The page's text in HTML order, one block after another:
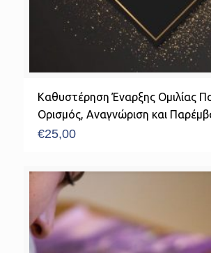
Καθυστέρηση Έναρξης Ομιλίας
Ορισμός, Αναγνώριση και
€25,00